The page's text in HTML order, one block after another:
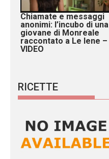
Chiamate e messaggi
anonimi: l’incubo di una
giovane di Monreale
raccontato a Le Iene –
VIDEO
RICETTE